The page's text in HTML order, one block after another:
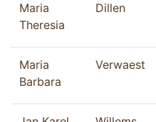
Maria
Theresia
Dillen
Maria
Barbara
Verwaest